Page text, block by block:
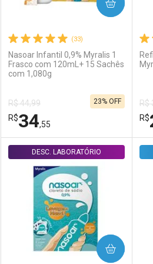
(33)
Nasoar Infantil 0,9% Myralis 1
Frasco com 120mL+ 15 Sachês
com 1,080g
R$ 44,99
R$34,55
23% OFF
COMPRAR
Laboratório
Por Menos
R$
R$
DESC. LABORATÓRIO
COMPRAR